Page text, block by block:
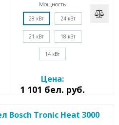
Мощность
28 кВт 24 кВт
21 кВт 18 кВт
14 кВт
Цена:
1 101 бел. руб.
Bosch Tronic Heat 3000